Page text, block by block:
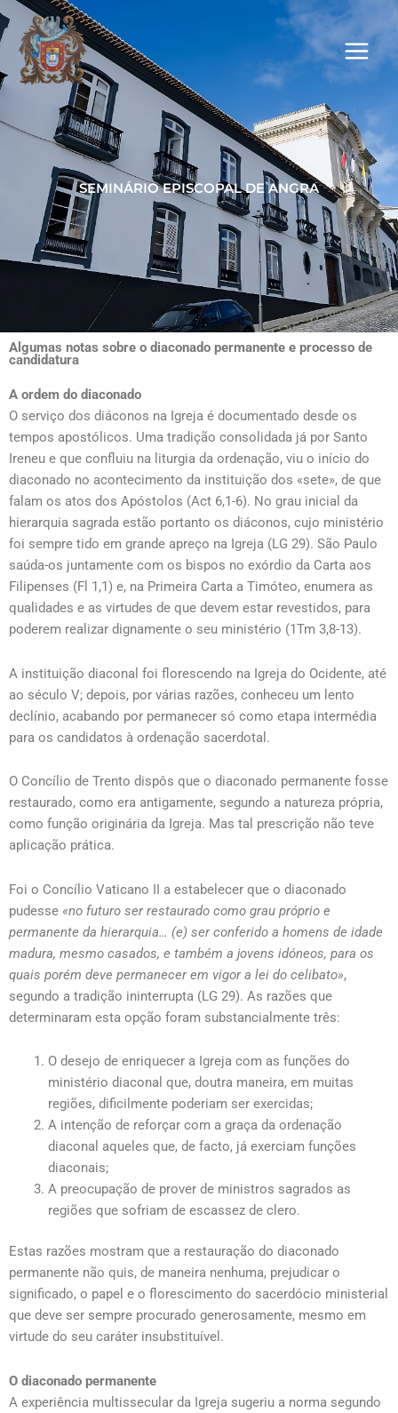
Skip
to
content
SEMINÁRIO EPISCOPAL DE ANGRA
Algumas notas sobre o diaconado permanente e processo de
candidatura
A ordem do diaconado
O serviço dos diáconos na Igreja é documentado desde os
tempos apostólicos. Uma tradição consolidada já por Santo
Ireneu e que confluiu na liturgia da ordenação, viu o início do
diaconado no acontecimento da instituição dos «sete», de que
falam os atos dos Apóstolos (Act 6,1-6). No grau inicial da
hierarquia sagrada estão portanto os diáconos, cujo ministério
foi sempre tido em grande apreço na Igreja (LG 29). São Paulo
saúda-os juntamente com os bispos no exórdio da Carta aos
Filipenses (Fl 1,1) e, na Primeira Carta a Timóteo, enumera as
qualidades e as virtudes de que devem estar revestidos, para
poderem realizar dignamente o seu ministério (1Tm 3,8-13).
A instituição diaconal foi florescendo na Igreja do Ocidente, até
ao século V; depois, por várias razões, conheceu um lento
declínio, acabando por permanecer só como etapa intermédia
para os candidatos à ordenação sacerdotal.
O Concílio de Trento dispôs que o diaconado permanente fosse
restaurado, como era antigamente, segundo a natureza própria,
como função originária da Igreja. Mas tal prescrição não teve
aplicação prática.
Foi o Concílio Vaticano II a estabelecer que o diaconado
pudesse «no futuro ser restaurado como grau próprio e
permanente da hierarquia… (e) ser conferido a homens de idade
madura, mesmo casados, e também a jovens idóneos, para os
quais porém deve permanecer em vigor a lei do celibato»,
segundo a tradição ininterrupta (LG 29). As razões que
determinaram esta opção foram substancialmente três:
O desejo de enriquecer a Igreja com as funções do
ministério diaconal que, doutra maneira, em muitas
regiões, dificilmente poderiam ser exercidas;
A intenção de reforçar com a graça da ordenação
diaconal aqueles que, de facto, já exerciam funções
diaconais;
A preocupação de prover de ministros sagrados as
regiões que sofriam de escassez de clero.
Estas razões mostram que a restauração do diaconado
permanente não quis, de maneira nenhuma, prejudicar o
significado, o papel e o florescimento do sacerdócio ministerial
que deve ser sempre procurado generosamente, mesmo em
virtude do seu caráter insubstituível.
O diaconado permanente
A experiência multissecular da Igreja sugeriu a norma segundo